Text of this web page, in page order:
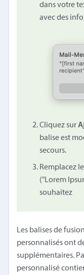
dans votre
avec des
Cliquez sur
balise est
secours.
Remplacez
("Lorem
souhaitez
Les balises de
personnalisés ont
supplémentaires.
personnalisé